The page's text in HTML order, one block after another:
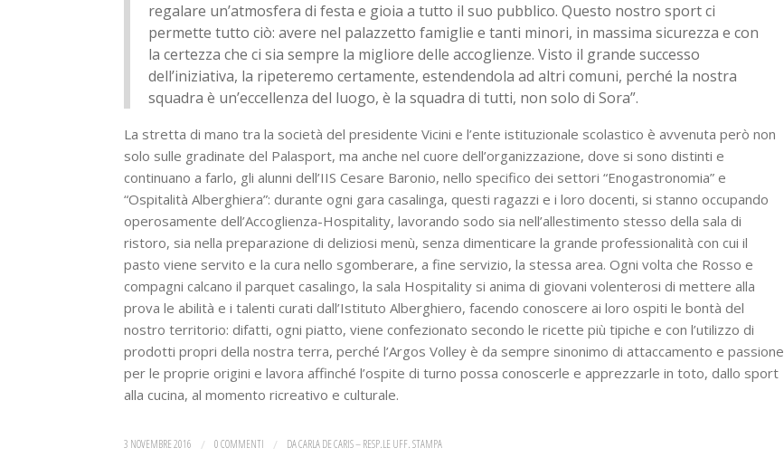
regalare un’atmosfera di festa e gioia a tutto il suo pubblico. Questo nostro sport ci
permette tutto ciò: avere nel palazzetto famiglie e tanti minori, in massima sicurezza e con
la certezza che ci sia sempre la migliore delle accoglienze. Visto il grande successo
dell’iniziativa, la ripeteremo certamente, estendendola ad altri comuni, perché la nostra
squadra è un’eccellenza del luogo, è la squadra di tutti, non solo di Sora”.
La stretta di mano tra la società del presidente Vicini e l’ente istituzionale scolastico è avvenuta però non
solo sulle gradinate del Palasport, ma anche nel cuore dell’organizzazione, dove si sono distinti e
continuano a farlo, gli alunni dell’IIS Cesare Baronio, nello specifico dei settori “Enogastronomia” e
“Ospitalità Alberghiera”: durante ogni gara casalinga, questi ragazzi e i loro docenti, si stanno occupando
operosamente dell’Accoglienza-Hospitality, lavorando sodo sia nell’allestimento stesso della sala di
ristoro, sia nella preparazione di deliziosi menù, senza dimenticare la grande professionalità con cui il
pasto viene servito e la cura nello sgomberare, a fine servizio, la stessa area. Ogni volta che Rosso e
compagni calcano il parquet casalingo, la sala Hospitality si anima di giovani volenterosi di mettere alla
prova le abilità e i talenti curati dall’Istituto Alberghiero, facendo conoscere ai loro ospiti le bontà del
nostro territorio: difatti, ogni piatto, viene confezionato secondo le ricette più tipiche e con l’utilizzo di
prodotti propri della nostra terra, perché l’Argos Volley è da sempre sinonimo di attaccamento e passione
per le proprie origini e lavora affinché l’ospite di turno possa conoscerle e apprezzarle in toto, dallo sport
alla cucina, al momento ricreativo e culturale.
3 NOVEMBRE 2016 / 0 COMMENTI / DACARLA DE CARIS – RESP.LE UFF. STAMPA